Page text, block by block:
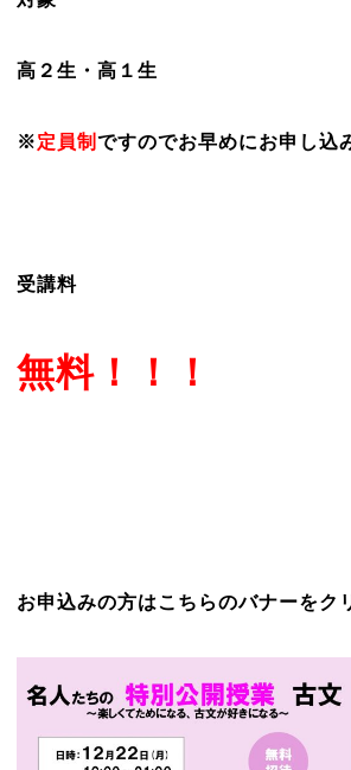
高２生・高１生
※定員制 ですのでお早めにお申し込
受講料
無料！！！
お申込みの方はこちらのバナーをク